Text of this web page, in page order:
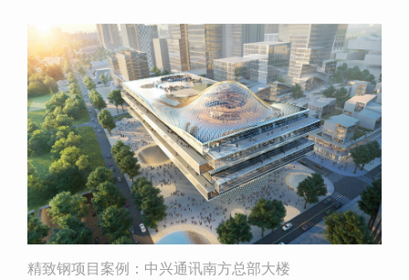
精致钢项目案例：中兴通讯南方总部大楼